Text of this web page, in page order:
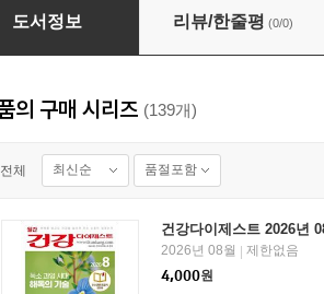
이제스트 2026년 05월
도서정보 리뷰/한줄평 (0/0)
의 구매 시리즈 (139개)
전체 최신순 품절포함
건강다이제스트 2026년
2026년 08월 | 제한없음
4,000원